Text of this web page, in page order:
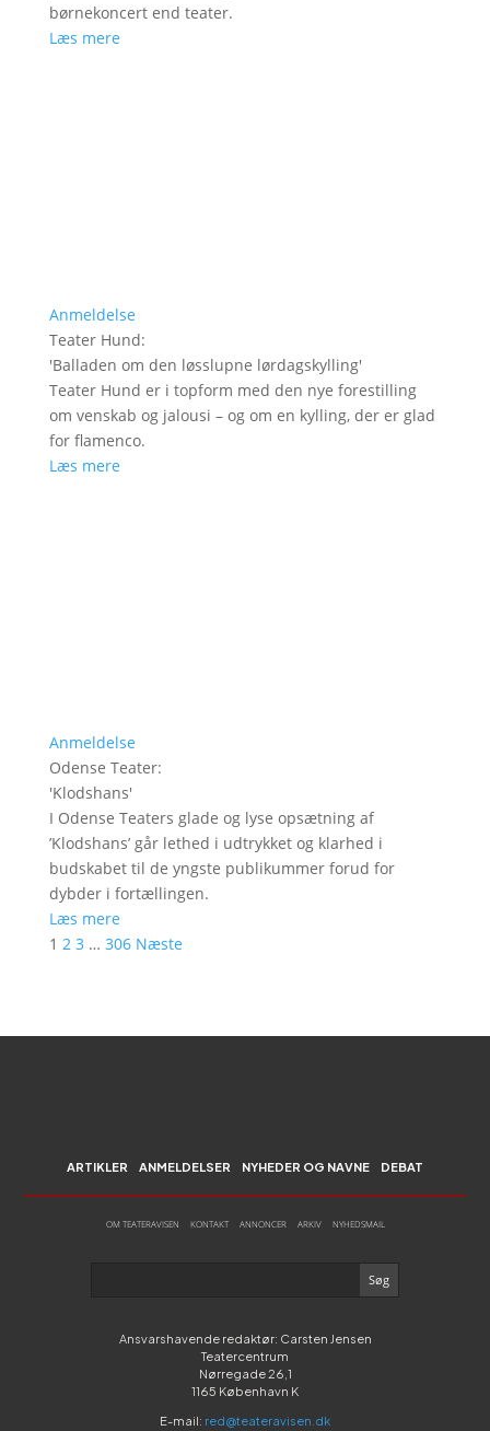
børnekoncert end teater.
Læs mere
Anmeldelse
Teater Hund:
'Balladen om den løsslupne lørdagskylling'
Teater Hund er i topform med den nye forestilling
om venskab og jalousi – og om en kylling, der er glad
for flamenco.
Læs mere
Anmeldelse
Odense Teater:
'Klodshans'
I Odense Teaters glade og lyse opsætning af
’Klodshans’ går lethed i udtrykket og klarhed i
budskabet til de yngste publikummer forud for
dybder i fortællingen.
Læs mere
1 2 3 … 306 Næste
ARTIKLER ANMELDELSER NYHEDER OG NAVNE DEBAT
OM TEATERAVISEN KONTAKT ANNONCER ARKIV NYHEDSMAIL
Ansvarshavende redaktør: Carsten Jensen
Teatercentrum
Nørregade 26,1
1165 København K
E-mail: red@teateravisen.dk